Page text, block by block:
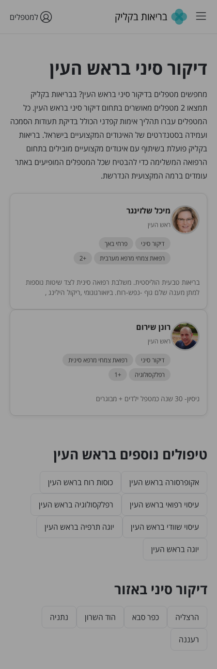
למטפלים
דיקור סיני בראש העין
מחפשים מטפלים בדיקור סיני בראש העין? בבריאות בקליק
תמצאו 2 מטפלים מאושרים בתחום דיקור סיני בראש העין. כל
המטפלים עברו תהליך אימות קפדני הכולל בדיקת תעודות הסמכה
ועמידה בסטנדרטים של האיגודים המקצועיים בישראל. בריאות
בקליק פועלת בשיתוף עם איגודים מקצועיים מובילים בתחום
הרפואה המשלימה כדי להבטיח שכל המטפלים המופיעים באתר
עומדים ברמה המקצועית הנדרשת.
מיכל שלזינגר
ראש העין
דיקור סיני
פרחי באך
רפואת צמחי מרפא מערבית
+2
בריאות טבעית הוליסטית. משלבת רפואה סינית לצד שיטות נוספות
למתן מענה שלם גוף -נפש-רוח. ביואורגונומי ,ריקול הילינג ,
רונן שירום
ראש העין
דיקור סיני
רפואת צמחי מרפא סינית
רפלקסולוגיה
+1
ניסיון- 30 שנה כמטפל ילדים + מבוגרים
טיפולים נוספים בראש העין
אקופרסורה בראש העין כוסות רוח בראש העין
עיסוי רפואי בראש העין רפלקסולוגיה בראש העין
עיסוי שוודי בראש העין יוגה תרפיה בראש העין
יוגה בראש העין
דיקור סיני באזור
הרצליה כפר סבא הוד השרון נתניה
רעננה